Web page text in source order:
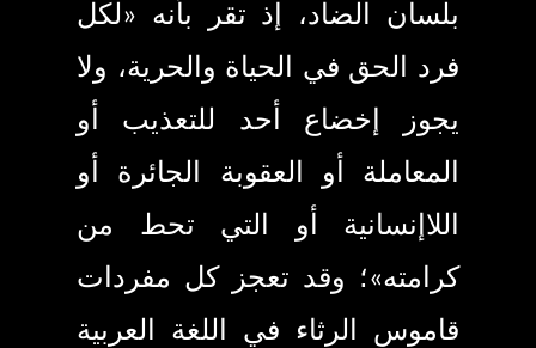
بلسان الضاد، إذ تقر بأنه «لكل
فرد الحق في الحياة والحرية، ولا
يجوز إخضاع أحد للتعذيب أو
المعاملة أو العقوبة الجائرة أو
اللاإنسانية أو التي تحط من
كرامته»؛ وقد تعجز كل مفردات
قاموس الرثاء في اللغة العربية